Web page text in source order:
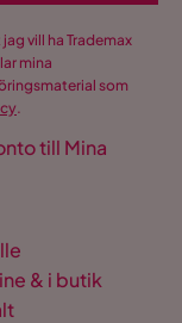
vill ha Trademax
mina
som
.
till Mina
& i butik